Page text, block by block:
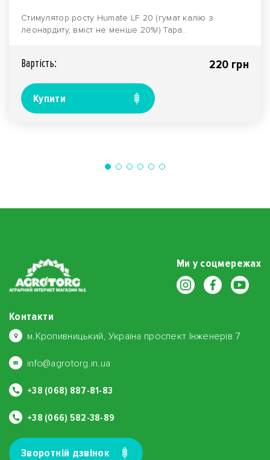
Стимулятор росту Humate LF 20 (гумат калію з
леонардиту, вміст не менше 20%!) Тара..
Вартiсть: 220 грн
Купити
Ми у соцмережах
Контакти
м.Кропивницький, Україна проспект Інженерів 7
info@agrotorg.in.ua
+38 (068) 887-81-83
+38 (066) 582-38-89
Зворотнiй дзвiнок